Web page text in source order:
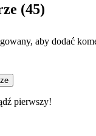
(45)
aby dodać
pierwszy!